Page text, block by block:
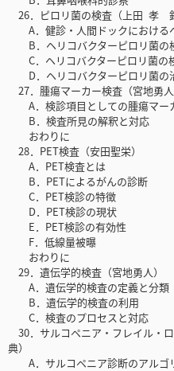
26．ピロリ菌の検査（上田 孝
A．健診・人間ドックにおける
B．ヘリコバクターピロリ菌の
C．ヘリコバクターピロリ菌の
D．ヘリコバクターピロリ菌の
27．腫瘍マーカー検査（宮地勇人
A．検診項目としての腫瘍マー
B．検査所見の解釈と対応
おわりに
28．PET検査（安田聖栄）
A．PET検査とは
B．PETによるがんの診断
C．PET検診の特徴
D．PET検診の現状
E．PET検診の有効性
F．低線量被曝
おわりに
29．遺伝学的検査（宮地勇人）
A．遺伝学的検査の定義と分類
B．遺伝学的検査の利用
C．検査のプロセスと対応
30．サルコペニア・フレイル・
典）
A．サルコペニア診断のアルゴ